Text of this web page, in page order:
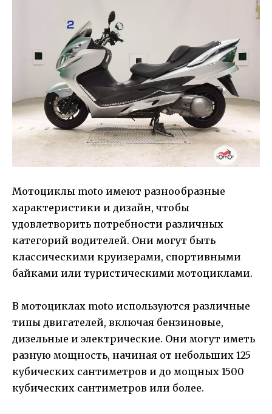
Мотоциклы moto имеют разнообразные
характеристики и дизайн, чтобы
удовлетворить потребности различных
категорий водителей. Они могут быть
классическими круизерами, спортивными
байками или туристическими мотоциклами.
В мотоциклах moto используются различные
типы двигателей, включая бензиновые,
дизельные и электрические. Они могут иметь
разную мощность, начиная от небольших 125
кубических сантиметров и до мощных 1500
кубических сантиметров или более.